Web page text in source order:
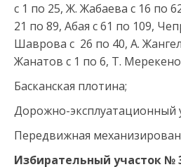
с 1 по 25, Ж. Жабаева с 16 по
21 по 89, Абая с 61 по 109,
Шаврова с 26 по 40, А.
Жанатов с 1 по 6, Т.
Басканская плотина;
Дорожно-эксплуатационный
Передвижная
Избирательный участок №